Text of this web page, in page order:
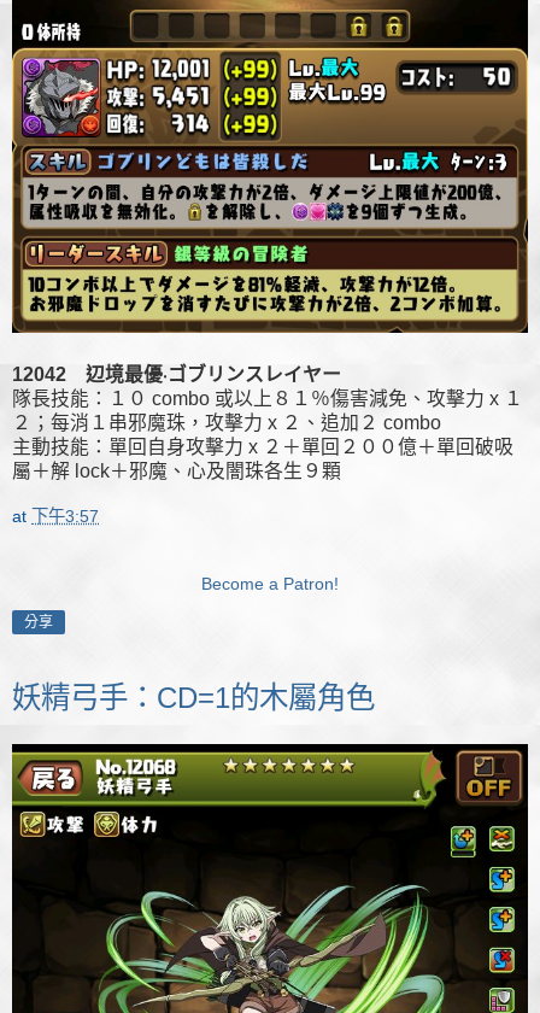
12042 辺境最優‧ゴブリンスレイヤー
隊長技能：１０ combo 或以上８１％傷害減免、攻擊力 x １
２；每消１串邪魔珠，攻擊力 x ２、追加２ combo
主動技能：單回自身攻擊力 x ２＋單回２００億＋單回破吸
屬＋解 lock＋邪魔、心及闇珠各生９顆
at 下午3:57
Become a Patron!
分享
妖精弓手：CD=1的木屬角色